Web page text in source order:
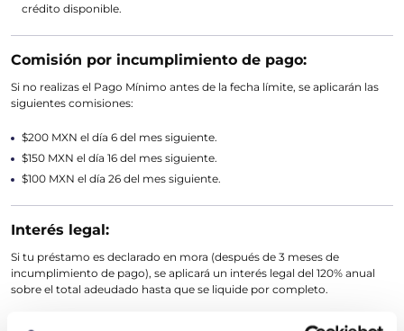
crédito disponible.
Comisión por incumplimiento de pago:
Si no realizas el Pago Mínimo antes de la fecha límite, se aplicarán las
siguientes comisiones:
$200 MXN el día 6 del mes siguiente.
$150 MXN el día 16 del mes siguiente.
$100 MXN el día 26 del mes siguiente.
Interés legal:
Si tu préstamo es declarado en mora (después de 3 meses de
incumplimiento de pago), se aplicará un interés legal del 120% anual
sobre el total adeudado hasta que se liquide por completo.